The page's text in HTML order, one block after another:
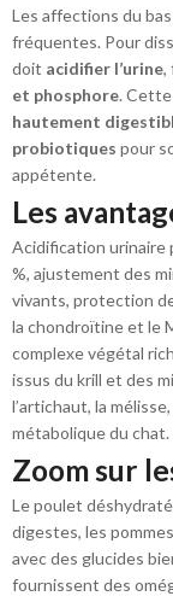
Les affections du
fréquentes. Pour
doit acidifier l’urine,
et phosphore.
hautement
probiotiques pour
appétente.
Les
Acidification urinaire
%, ajustement des
vivants, protection
la chondroïtine et le
complexe végétal
issus du krill et des
l’artichaut, la
métabolique du chat.
Zoom sur
Le poulet
digestes, les
avec des glucides
fournissent des